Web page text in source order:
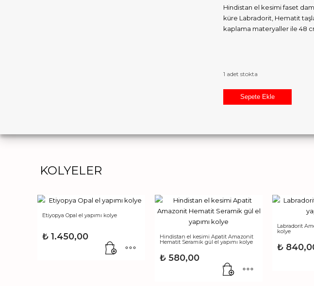
Hindistan el kesimi faset
küre Labradorit, Hematit
kaplama materyaller ile 48
1 adet stokta
Hindistan
el
Hematit
Sepete Ekle
KOLYELER
Etiyopya Opal el yapımı kolye
₺ 1.450,00 Hindistan el kesimi Apatit Amazonit
Hematit Seramik gül el yapımı kolye
₺ 580,00
Labradorit
kolye
₺